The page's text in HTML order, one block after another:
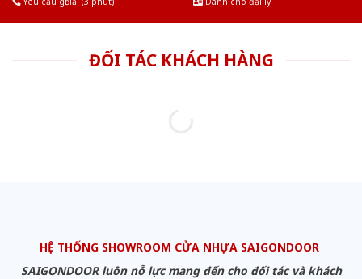
ĐỐI TÁC KHÁCH HÀNG
HỆ THỐNG SHOWROOM CỬA NHỰA SAIGONDOOR
SAIGONDOOR luôn nỗ lực mang đến cho đối tác và khách